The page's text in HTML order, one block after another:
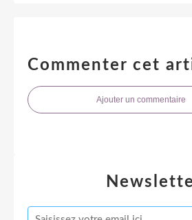
Commenter cet
Ajouter un commentaire